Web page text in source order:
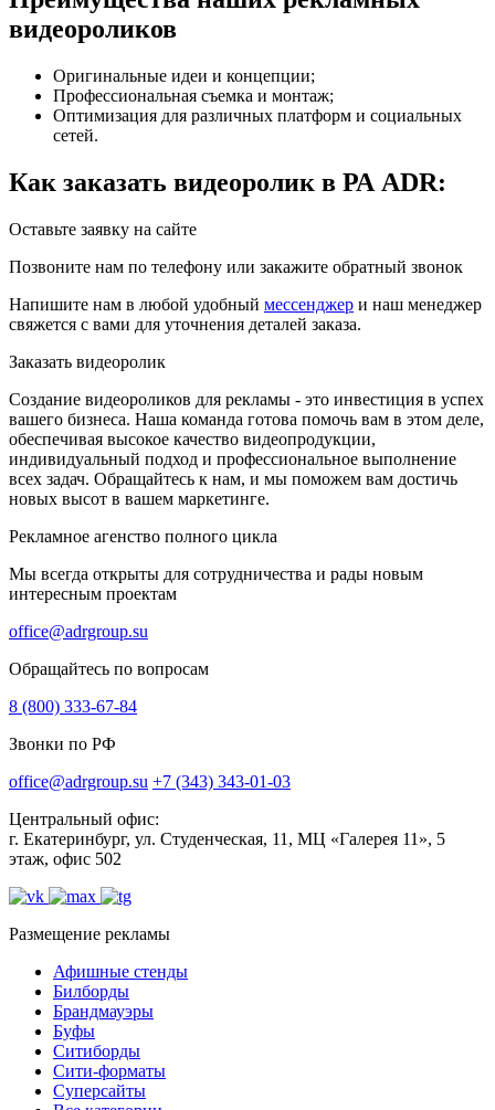
видеороликов
Оригинальные идеи и концепции;
Профессиональная съемка и монтаж;
Оптимизация для различных платформ и социальных
сетей.
Как заказать видеоролик в РА ADR:
Оставьте заявку на сайте
Позвоните нам по телефону или закажите обратный звонок
Напишите нам в любой удобный мессенджер и наш менеджер
свяжется с вами для уточнения деталей заказа.
Заказать видеоролик
Создание видеороликов для рекламы - это инвестиция в успех
вашего бизнеса. Наша команда готова помочь вам в этом деле,
обеспечивая высокое качество видеопродукции,
индивидуальный подход и профессиональное выполнение
всех задач. Обращайтесь к нам, и мы поможем вам достичь
новых высот в вашем маркетинге.
Рекламное агенство полного цикла
Мы всегда открыты для сотрудничества и рады новым
интересным проектам
office@adrgroup.su
Обращайтесь по вопросам
8 (800) 333-67-84
Звонки по РФ
office@adrgroup.su +7 (343) 343-01-03
Центральный офис:
г. Екатеринбург, ул. Студенческая, 11, МЦ «Галерея 11», 5
этаж, офис 502
Размещение рекламы
Афишные стенды
Билборды
Брандмауэры
Буфы
Ситиборды
Сити-форматы
Суперсайты